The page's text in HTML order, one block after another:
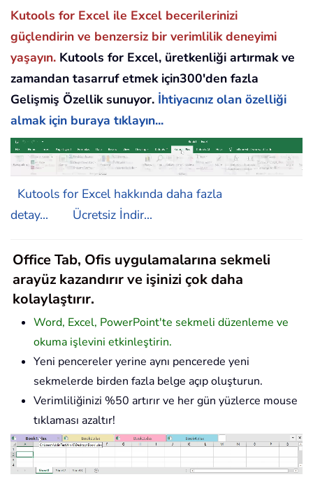
Kutools for Excel ile Excel becerilerinizi
güçlendirin ve benzersiz bir verimlilik deneyimi
yaşayın. Kutools for Excel, üretkenliği artırmak ve
zamandan tasarruf etmek için300'den fazla
Gelişmiş Özellik sunuyor. İhtiyacınız olan özelliği
almak için buraya tıklayın...
Kutools for Excel hakkında daha fazla
detay...
Ücretsiz İndir...
Office Tab, Ofis uygulamalarına sekmeli
arayüz kazandırır ve işinizi çok daha
kolaylaştırır.
Word, Excel, PowerPoint'te sekmeli düzenleme ve
okuma işlevini etkinleştirin.
Yeni pencereler yerine aynı pencerede yeni
sekmelerde birden fazla belge açıp oluşturun.
Verimliliğinizi %50 artırır ve her gün yüzlerce mouse
tıklaması azaltır!